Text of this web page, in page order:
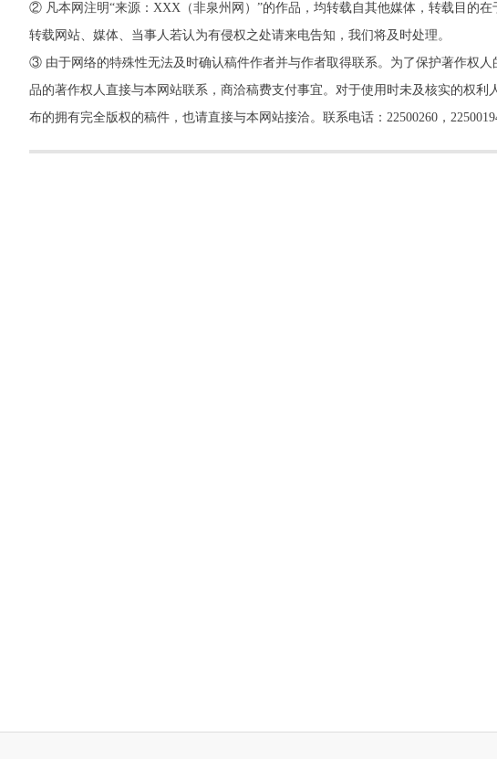
② 凡本网注明“来源：XXX（非泉州网）”的作品，均转载自其他媒体，转载目的
转载网站、媒体、当事人若认为有侵权之处请来电告知，我们将及时处理。
③ 由于网络的特殊性无法及时确认稿件作者并与作者取得联系。为了保护著作权
品的著作权人直接与本网站联系，商洽稿费支付事宜。对于使用时未及核实的权
布的拥有完全版权的稿件，也请直接与本网站接洽。联系电话：22500260，